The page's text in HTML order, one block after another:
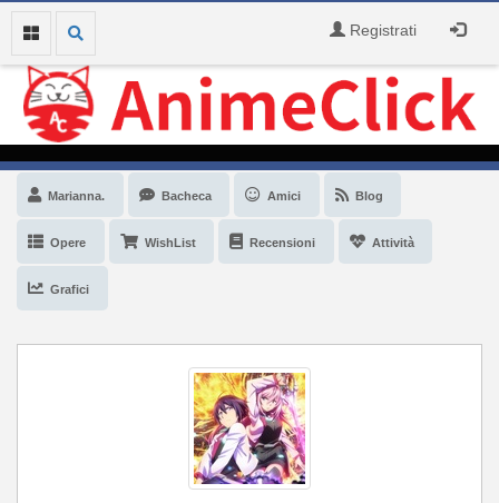
Registrati
Marianna. Bacheca Amici Blog
Opere WishList Recensioni Attività
Grafici